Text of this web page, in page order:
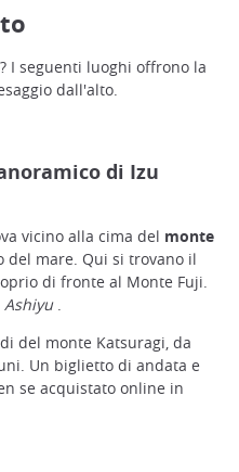
I seguenti luoghi offrono la
dall'alto.
di Izu
vicino alla cima del monte
del mare. Qui si trovano il
di fronte al Monte Fuji.
Ashiyu .
del monte Katsuragi, da
Un biglietto di andata e
se acquistato online in